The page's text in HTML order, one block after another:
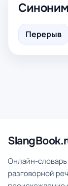
Перерыв
Онлайн-
разговорной